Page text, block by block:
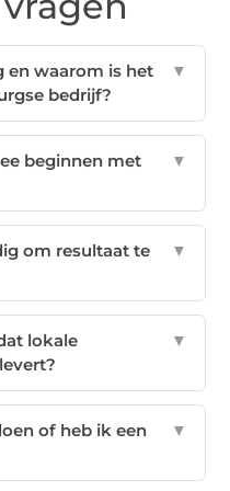
en waarom is het
bedrijf?
▼
beginnen met
▼
om resultaat te
▼
lokale
▼
of heb ik een
▼